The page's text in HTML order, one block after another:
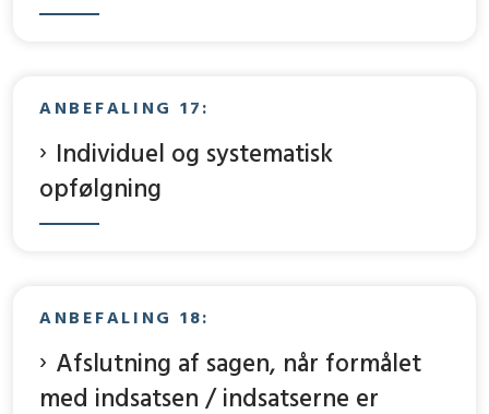
ANBEFALING 17:
Individuel og systematisk
opfølgning
ANBEFALING 18:
Afslutning af sagen, når formålet
med indsatsen / indsatserne er